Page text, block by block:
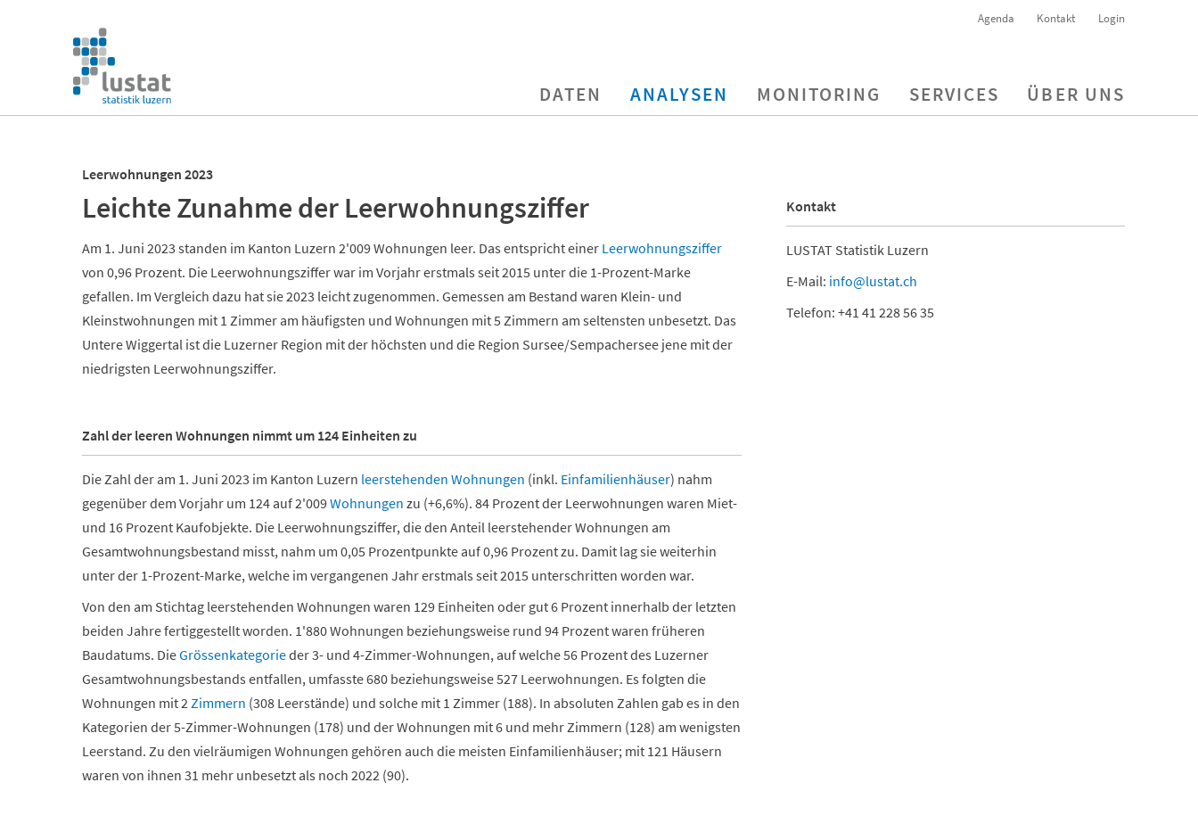
überspringen
Agenda Kontakt Login
Navigation
überspringen
DATEN ANALYSEN MONITORING SERVICES ÜBER UNS
Leerwohnungen 2023
Leichte Zunahme der Leerwohnungsziffer
Am 1. Juni 2023 standen im Kanton Luzern 2'009 Wohnungen leer. Das entspricht einer Leerwohnungsziffer
von 0,96 Prozent. Die Leerwohnungsziffer war im Vorjahr erstmals seit 2015 unter die 1-Prozent-Marke
gefallen. Im Vergleich dazu hat sie 2023 leicht zugenommen. Gemessen am Bestand waren Klein- und
Kleinstwohnungen mit 1 Zimmer am häufigsten und Wohnungen mit 5 Zimmern am seltensten unbesetzt. Das
Untere Wiggertal ist die Luzerner Region mit der höchsten und die Region Sursee/Sempachersee jene mit der
niedrigsten Leerwohnungsziffer.
Zahl der leeren Wohnungen nimmt um 124 Einheiten zu
Die Zahl der am 1. Juni 2023 im Kanton Luzern leerstehenden Wohnungen (inkl. Einfamilienhäuser) nahm
gegenüber dem Vorjahr um 124 auf 2'009Wohnungen zu (+6,6%). 84 Prozent der Leerwohnungen waren Miet-
und 16 Prozent Kaufobjekte. Die Leerwohnungsziffer, die den Anteil leerstehender Wohnungen am
Gesamtwohnungsbestand misst, nahm um 0,05 Prozentpunkte auf 0,96 Prozent zu. Damit lag sie weiterhin
unter der 1-Prozent-Marke, welche im vergangenen Jahr erstmals seit 2015 unterschritten worden war.
Von den am Stichtag leerstehenden Wohnungen waren 129 Einheiten oder gut 6 Prozent innerhalb der letzten
beiden Jahre fertiggestellt worden. 1'880 Wohnungen beziehungsweise rund 94 Prozent waren früheren
Baudatums. DieGrössenkategorieder 3- und 4-Zimmer-Wohnungen, auf welche 56 Prozent des Luzerner
Gesamtwohnungsbestands entfallen, umfasste 680 beziehungsweise 527 Leerwohnungen. Es folgten die
Wohnungen mit 2Zimmern (308 Leerstände) und solche mit 1 Zimmer (188). In absoluten Zahlen gab es in den
Kategorien der 5-Zimmer-Wohnungen (178) und der Wohnungen mit 6 und mehr Zimmern (128) am wenigsten
Leerstand. Zu den vielräumigen Wohnungen gehören auch die meisten Einfamilienhäuser; mit 121 Häusern
waren von ihnen 31 mehr unbesetzt als noch 2022 (90).
Kontakt
LUSTAT Statistik Luzern
E-Mail: info@lustat.ch
Telefon: +41 41 228 56 35